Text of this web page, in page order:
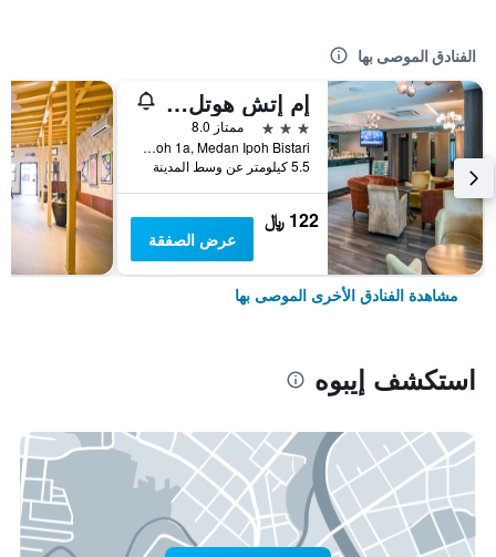
الفنادق الموصى بها
إم إتش هوتل آيبوه
3 نجوم
ممتاز 8.0
Pt212695b, Jalan Medan Ipoh 1a, Medan Ipoh Bistari, إيبوه, ماليزيا
5.5 كيلومتر عن وسط المدينة
122 ﷼
عرض الصفقة
مشاهدة الفنادق الأخرى الموصى بها
استكشف إيبوه